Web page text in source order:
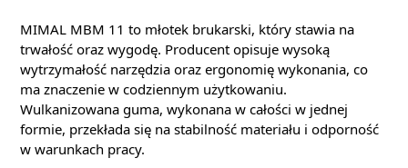
MIMAL MBM 11 to młotek brukarski, który stawia na
trwałość oraz wygodę. Producent opisuje wysoką
wytrzymałość narzędzia oraz ergonomię wykonania, co
ma znaczenie w codziennym użytkowaniu.
Wulkanizowana guma, wykonana w całości w jednej
formie, przekłada się na stabilność materiału i odporność
w warunkach pracy.